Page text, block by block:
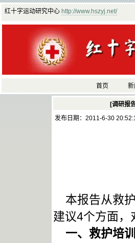
红十字运动研究中心 http://www.hszyj.net/
首页
[调研报
发布日期：2011-6-30
本报告从救
建议4个方面，
一、救护培